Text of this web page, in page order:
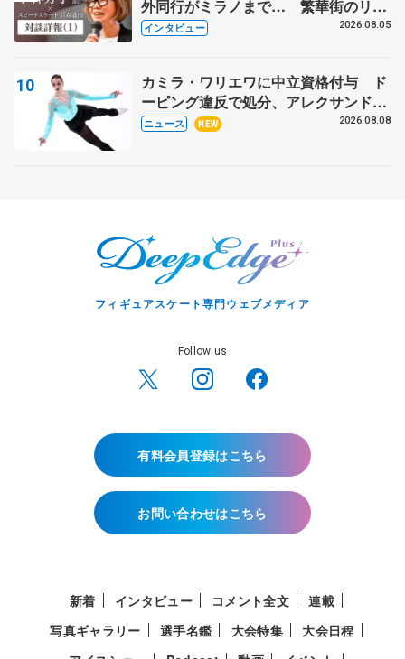
外同行がミラノまで… 繁華街のリン
クでは不良のお兄さんも味方に 小林
インタビュー 2026.08.05
カミラ・ワリエワに中立資格付与 ド
ーピング違反で処分、アレクサンド
ラ・イグナトワも
ニュース NEW 2026.08.08
フィギュアスケート専門ウェブメディア
Follow us
有料会員登録はこちら
お問い合わせはこちら
新着 インタビュー コメント全文
連載
写真ギャラリー
選手名鑑 大会特集
大会日程